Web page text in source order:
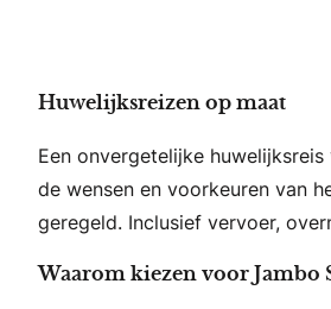
Huwelijksreizen op maat
Een onvergetelijke
de wensen en voorkeuren van
geregeld. Inclusief vervoer,
Waarom kiezen voor Jambo